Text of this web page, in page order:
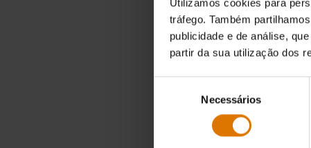
Utilizamos cookies para
tráfego. Também
publicidade e de análise,
partir da sua utilização dos
consentimento
Necessários
Assador